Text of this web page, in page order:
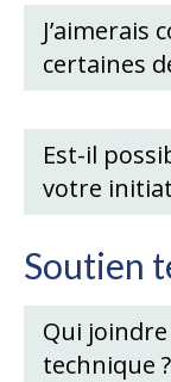
J’aimerais
certaines
Est-il
votre
Soutien
Qui
technique ?